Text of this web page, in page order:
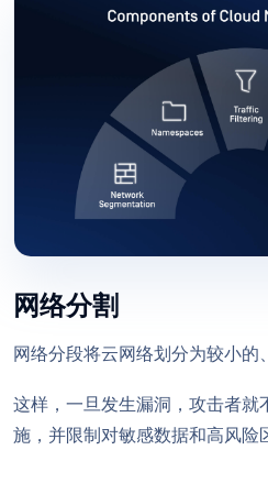
网络分割
网络分段将云网络划分为较小的
这样，一旦发生漏洞，攻击者就
施，并限制对敏感数据和高风险